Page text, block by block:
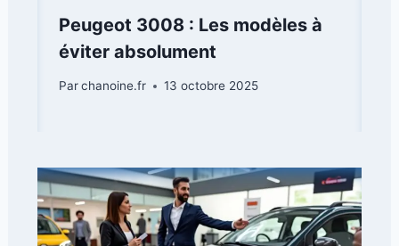
Peugeot 3008 : Les modèles à
éviter absolument
Parchanoine.fr 13 octobre 2025